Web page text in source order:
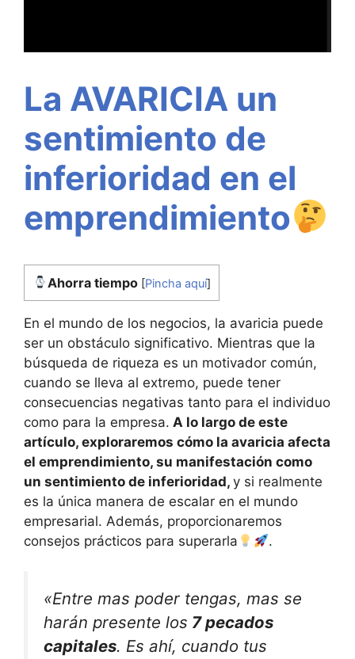
La AVARICIA un
sentimiento de
inferioridad en el
emprendimiento
Ahorra tiempo [Pincha aquí]
En el mundo de los negocios, la avaricia puede
ser un obstáculo significativo. Mientras que la
búsqueda de riqueza es un motivador común,
cuando se lleva al extremo, puede tener
consecuencias negativas tanto para el individuo
como para la empresa. A lo largo de este
artículo, exploraremos cómo la avaricia afecta
el emprendimiento, su manifestación como
un sentimiento de inferioridad, y si realmente
es la única manera de escalar en el mundo
empresarial. Además, proporcionaremos
consejos prácticos para superarla
.
«Entre mas poder tengas, mas se
harán presente los 7 pecados
capitales. Es ahí, cuando tus